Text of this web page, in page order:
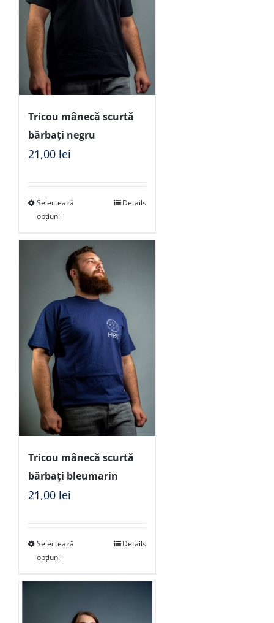
Tricou mânecă scurtă
bărbați negru
21,00 lei
Selectează
opțiuni
Details
Tricou mânecă scurtă
bărbați bleumarin
21,00 lei
Selectează
opțiuni
Details